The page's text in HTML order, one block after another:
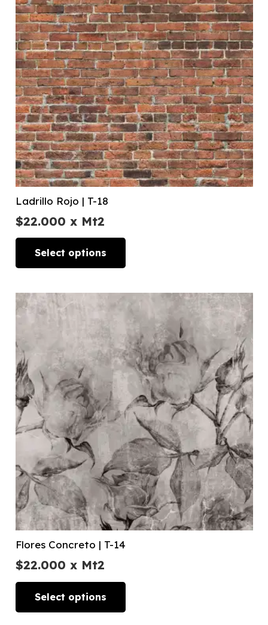
Ladrillo Rojo | T-18
$22.000 x Mt2
Select options
Flores Concreto | T-14
$22.000 x Mt2
Select options